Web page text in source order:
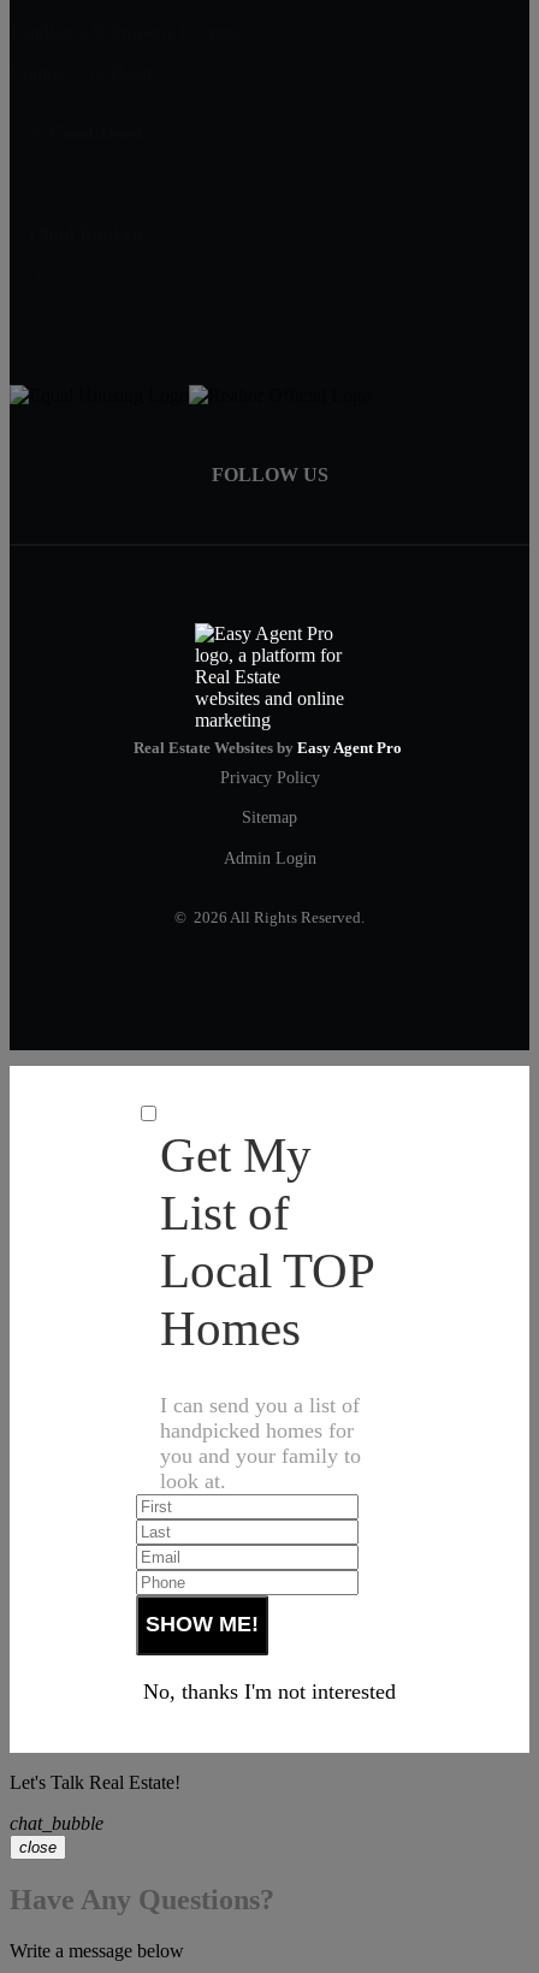
FOLLOW US
Real Estate Websites by Easy Agent Pro
Privacy Policy
Sitemap
Admin Login
© 2026 All Rights Reserved.
Get My
List of
Local TOP
Homes
I can send you a list of
handpicked homes for
you and your family to
look at.
No, thanks I'm not interested
Let's Talk Real Estate!
chat_bubble
close
Have Any Questions?
Write a message below